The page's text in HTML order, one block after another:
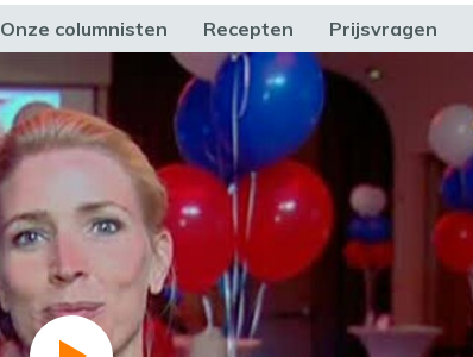
Onze columnisten Recepten Prijsvragen
GEZONDHEID & SPORT HUIS, TUIN & HOBBY